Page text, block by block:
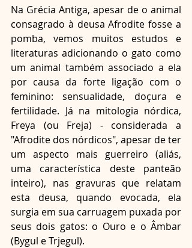
Na Grécia Antiga, apesar de o animal
consagrado à deusa Afrodite fosse a
pomba, vemos muitos estudos e
literaturas adicionando o gato como
um animal também associado a ela
por causa da forte ligação com o
feminino: sensualidade, doçura e
fertilidade. Já na mitologia nórdica,
Freya (ou Freja) - considerada a
"Afrodite dos nórdicos", apesar de ter
um aspecto mais guerreiro (aliás,
uma característica deste panteão
inteiro), nas gravuras que relatam
esta deusa, quando evocada, ela
surgia em sua carruagem puxada por
seus dois gatos: o Ouro e o Âmbar
(Bygul e Trjegul).